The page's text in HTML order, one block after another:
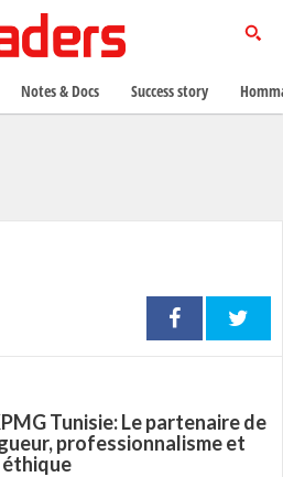
Tunisie: Le partenaire de
professionnalisme et
éthique
Notes & Docs Success story